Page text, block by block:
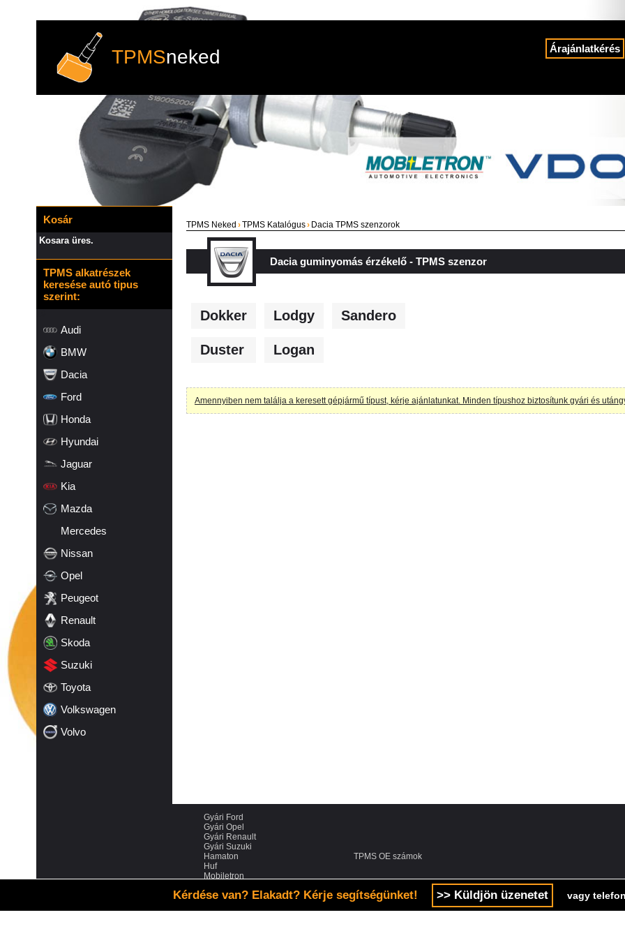
TPMSneked Árajánlatkérés
Kosár
Kosara üres.
TPMS alkatrészek
keresése autó tipus
szerint:
Audi
BMW
Dacia
Ford
Honda
Hyundai
Jaguar
Kia
Mazda
Mercedes
Nissan
Opel
Peugeot
Renault
Skoda
Suzuki
Toyota
Volkswagen
Volvo
TPMS Neked ›TPMS Katalógus› Dacia TPMS szenzorok
Dacia guminyomás érzékelő - TPMS szenzor
Dokker Lodgy Sandero
Duster Logan
Amennyiben nem találja a keresett gépjármű típust, kérje ajánlatunkat. Minden típushoz biztosítunk gyári és
Gyári Ford
Gyári Opel
Gyári Renault
Gyári Suzuki
Hamaton
Huf
Mobiletron
VDO
TPMS OE számok
Kérdése van? Elakadt? Kérje segítségünket! >> Küldjön üzenetet vagy